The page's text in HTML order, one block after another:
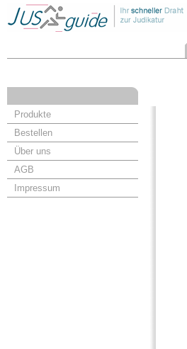
Produkte
Bestellen
Über uns
AGB
Impressum